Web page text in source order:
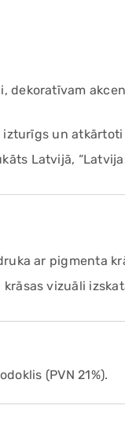
dekoratīvam
un
Latvijā,
ar pigmenta
vizuāli
(PVN 21%).